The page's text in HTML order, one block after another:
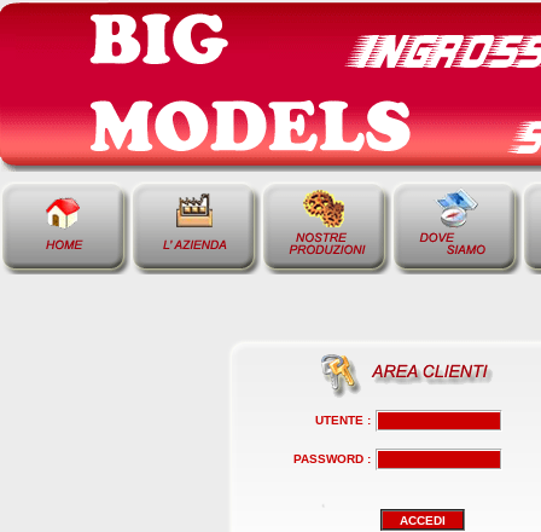
UTENTE :
PASSWORD :